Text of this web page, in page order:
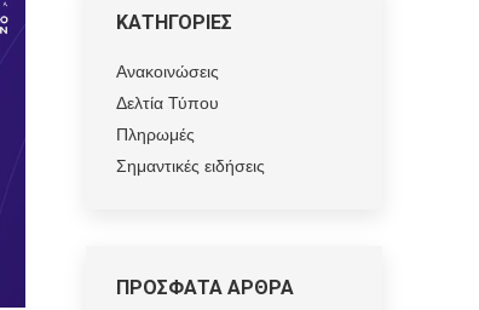
ΚΑΤΗΓΟΡΙΕΣ
Ανακοινώσεις
Δελτία Τύπου
Πληρωμές
Σημαντικές ειδήσεις
ΠΡΟΣΦΑΤΑ ΑΡΘΡΑ